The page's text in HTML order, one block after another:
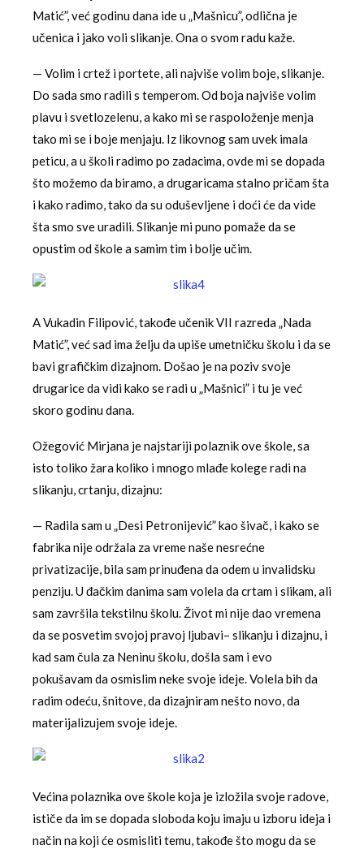
Matić”, već godinu dana ide u „Mašnicu”, odlična je
učenica i jako voli slikanje. Ona o svom radu kaže.
— Volim i crtež i portete, ali najviše volim boje, slikanje.
Do sada smo radili s temperom. Od boja najviše volim
plavu i svetlozelenu, a kako mi se raspoloženje menja
tako mi se i boje menjaju. Iz likovnog sam uvek imala
peticu, a u školi radimo po zadacima, ovde mi se dopada
što možemo da biramo, a drugaricama stalno pričam šta
i kako radimo, tako da su oduševljene i doći će da vide
šta smo sve uradili. Slikanje mi puno pomaže da se
opustim od škole a samim tim i bolje učim.
A Vukadin Filipović, takođe učenik VII razreda „Nada
Matić”, već sad ima želju da upiše umetničku školu i da se
bavi grafičkim dizajnom. Došao je na poziv svoje
drugarice da vidi kako se radi u „Mašnici” i tu je već
skoro godinu dana.
Ožegović Mirjana je najstariji polaznik ove škole, sa
isto toliko žara koliko i mnogo mlađe kolege radi na
slikanju, crtanju, dizajnu:
— Radila sam u „Desi Petronijević” kao šivač, i kako se
fabrika nije održala za vreme naše nesrećne
privatizacije, bila sam prinuđena da odem u invalidsku
penziju. U đačkim danima sam volela da crtam i slikam, ali
sam završila tekstilnu školu. Život mi nije dao vremena
da se posvetim svojoj pravoj ljubavi– slikanju i dizajnu, i
kad sam čula za Neninu školu, došla sam i evo
pokušavam da osmislim neke svoje ideje. Volela bih da
radim odeću, šnitove, da dizajniram nešto novo, da
materijalizujem svoje ideje.
Većina polaznika ove škole koja je izložila svoje radove,
ističe da im se dopada sloboda koju imaju u izboru ideja i
način na koji će osmisliti temu, takođe što mogu da se